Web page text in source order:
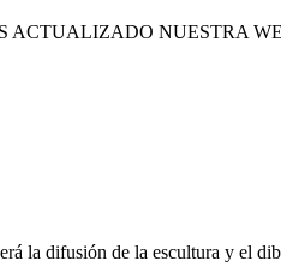
NUESTRA
la difusión de la escultura y el